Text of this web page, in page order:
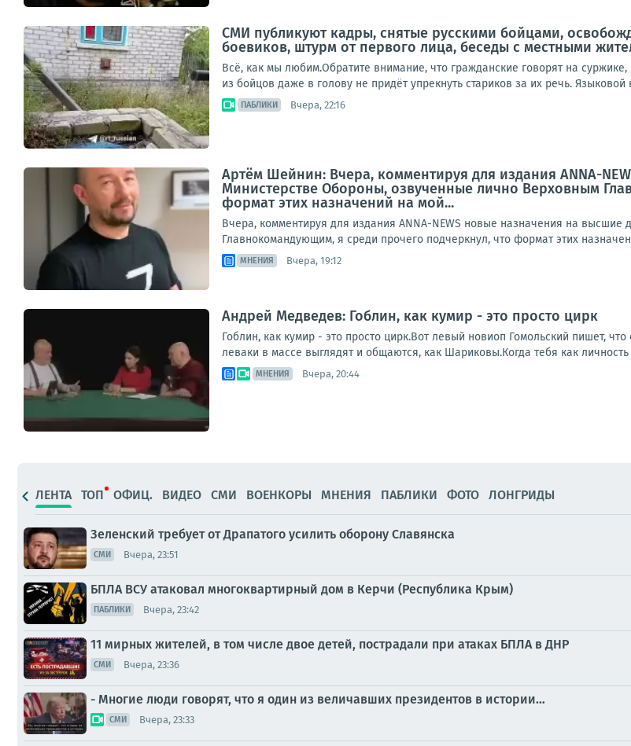
СМИ публикуют кадры, снятые русскими бойцами,
боевиков, штурм от первого лица, беседы с местными
Всё, как мы любим.Обратите внимание, что гражданские говорят на
из бойцов даже в голову не придёт упрекнуть стариков за их речь. Языковой
ПАБЛИКИ Вчера, 22:16
Артём Шейнин: Вчера, комментируя для издания ANNA-
Министерстве Обороны, озвученные лично Верховным
формат этих назначений на мой...
Вчера, комментируя для издания ANNA-NEWS новые назначения на
Главнокомандующим, я среди прочего подчеркнул, что формат этих
МНЕНИЯ Вчера, 19:12
Андрей Медведев: Гоблин, как кумир - это просто цирк
Гоблин, как кумир - это просто цирк.Вот левый новиоп Гомольский пишет,
леваки в массе выглядят и общаются, как Шариковы.Когда тебя как
МНЕНИЯ Вчера, 20:44
ЛЕНТА ТОП ОФИЦ. ВИДЕО СМИ ВОЕНКОРЫ МНЕНИЯ ПАБЛИКИ ФОТО ЛОНГРИДЫ
Зеленский требует от Драпатого усилить оборону Славянска
СМИ Вчера, 23:51
БПЛА ВСУ атаковал многоквартирный дом в Керчи (Республика Крым)
ПАБЛИКИ Вчера, 23:42
11 мирных жителей, в том числе двое детей, пострадали при атаках БПЛА в ДНР
СМИ Вчера, 23:36
- Многие люди говорят, что я один из величавших президентов в истории…
СМИ Вчера, 23:33